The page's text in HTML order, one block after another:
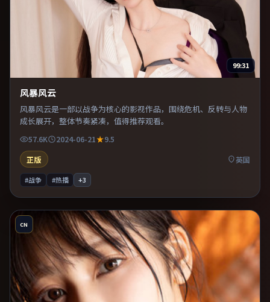
99:31
风暴风云
风暴风云是一部以战争为核心的影视作品，围绕危机、反转与人物
成长展开，整体节奏紧凑，值得推荐观看。
57.6K 2024-06-21
9.5
正版
英国
#战争 #热播 +3
CN